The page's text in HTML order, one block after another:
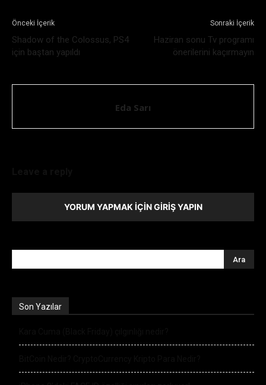
Önceki İçerik
Shadow of the Colossus, PS4
için baştan yapıldı
Sonraki İçerik
Haziran sonu Tv programı
önerilerini kaçırmayın
Eda Sarı
YORUM YAPMAK İÇIN GIRIŞ YAPIN
Son Yazılar